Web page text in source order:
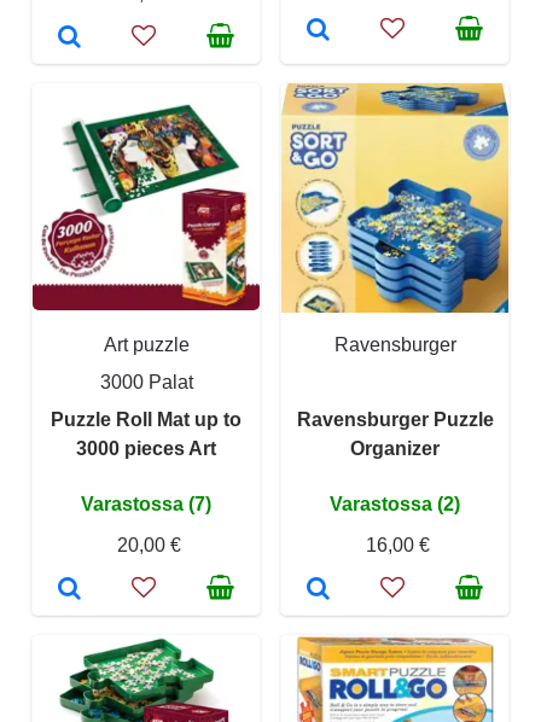
Art puzzle
3000 Palat
Puzzle Roll Mat up to
3000 pieces Art
Varastossa (7)
20,00 €
Ravensburger
Ravensburger Puzzle
Organizer
Varastossa (2)
16,00 €